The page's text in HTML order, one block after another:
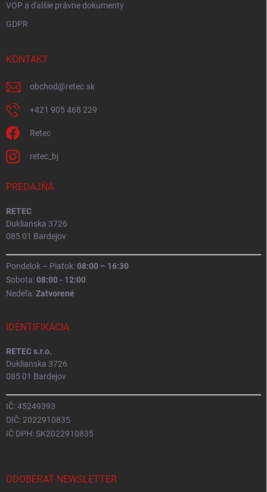
VOP a ďalšie právne dokumenty
GDPR
KONTAKT
obchod@retec.sk
+421 905 468 229
Retec
retec_bj
PREDAJŇA
RETEC
Duklianska 3726
085 01 Bardejov
Pondelok – Piatok:08:00 – 16:30
Sobota:08:00 - 12:00
Nedeľa:Zatvorené
IDENTIFIKÁCIA
RETEC s.r.o.
Duklianska 3726
085 01 Bardejov
IČ: 45249393
DIČ: 2022910835
IČ DPH: SK2022910835
ODOBERAŤ NEWSLETTER